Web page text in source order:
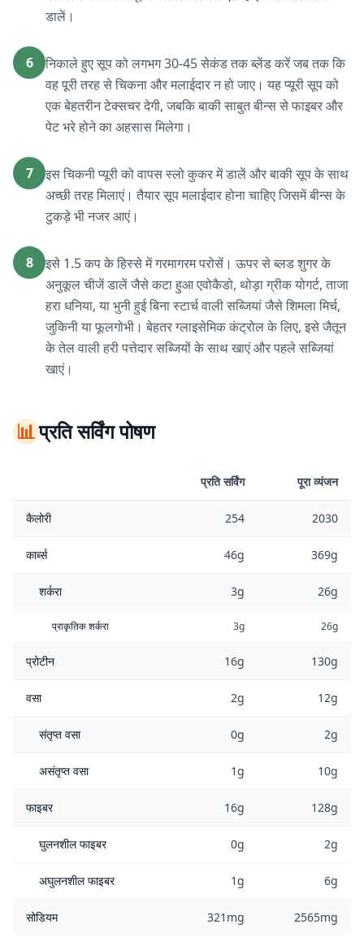
डालें।
6
निकाले हुए सूप को लगभग 30-45 सेकंड तक ब्लेंड करें जब तक कि
वह पूरी तरह से चिकना और मलाईदार न हो जाए। यह प्यूरी सूप को
एक बेहतरीन टेक्सचर देगी, जबकि बाकी साबुत बीन्स से फाइबर और
पेट भरे होने का अहसास मिलेगा।
7
इस चिकनी प्यूरी को वापस स्लो कुकर में डालें और बाकी सूप के साथ
अच्छी तरह मिलाएं। तैयार सूप मलाईदार होना चाहिए जिसमें बीन्स के
टुकड़े भी नजर आएं।
8
इसे 1.5 कप के हिस्से में गरमागरम परोसें। ऊपर से ब्लड शुगर के
अनुकूल चीजें डालें जैसे कटा हुआ एवोकैडो, थोड़ा ग्रीक योगर्ट, ताजा
हरा धनिया, या भुनी हुई बिना स्टार्च वाली सब्जियां जैसे शिमला मिर्च,
जुकिनी या फूलगोभी। बेहतर ग्लाइसेमिक कंट्रोल के लिए, इसे जैतून
के तेल वाली हरी पत्तेदार सब्जियों के साथ खाएं और पहले सब्जियां
खाएं।
📊प्रति सर्विंग पोषण
प्रति सर्विंग पूरा व्यंजन
कैलोरी 254 2030
कार्ब्स 46g 369g
शर्करा 3g 26g
प्राकृतिक शर्करा 3g 26g
प्रोटीन 16g 130g
वसा 2g 12g
संतृप्त वसा 0g 2g
असंतृप्त वसा 1g 10g
फाइबर 16g 128g
घुलनशील फाइबर 0g 2g
अघुलनशील फाइबर 1g 6g
सोडियम 321mg 2565mg